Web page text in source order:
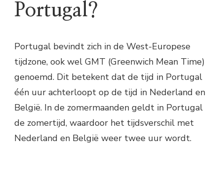
Portugal?
Portugal bevindt zich in de West-Europese
tijdzone, ook wel GMT (Greenwich Mean Time)
genoemd. Dit betekent dat de tijd in Portugal
één uur achterloopt op de tijd in Nederland en
België. In de zomermaanden geldt in Portugal
de zomertijd, waardoor het tijdsverschil met
Nederland en België weer twee uur wordt.